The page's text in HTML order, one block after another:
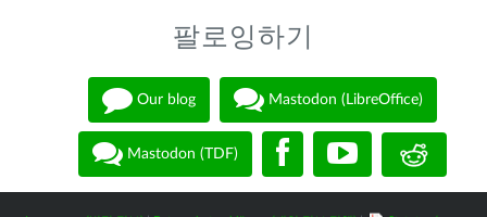
팔로잉하기
Our blog Mastodon (LibreOffice)
Mastodon (TDF)